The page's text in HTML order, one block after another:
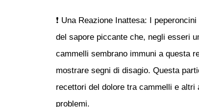
❗ Una Reazione Inattesa: I peperoncini
del sapore piccante che, negli esseri
cammelli sembrano immuni a questa
mostrare segni di disagio. Questa
recettori del dolore tra cammelli e
problemi.